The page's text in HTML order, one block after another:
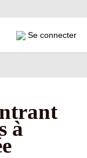
Se connecter
à